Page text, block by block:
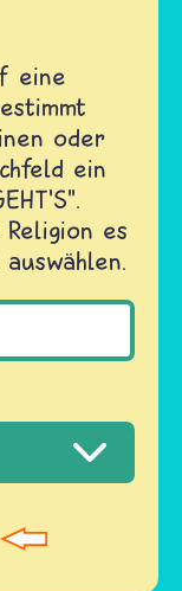
eine
oder
ein
es